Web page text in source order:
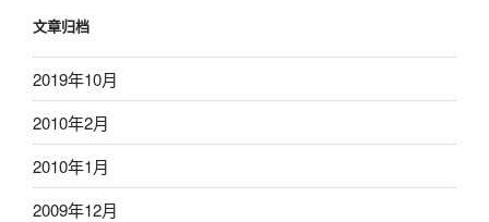
文章归档
2019年10月
2010年2月
2010年1月
2009年12月